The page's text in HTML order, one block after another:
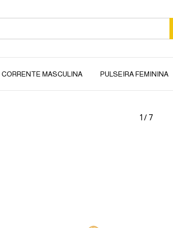
CORRENTE MASCULINA PULSEIRA FEMININA
1 / 7